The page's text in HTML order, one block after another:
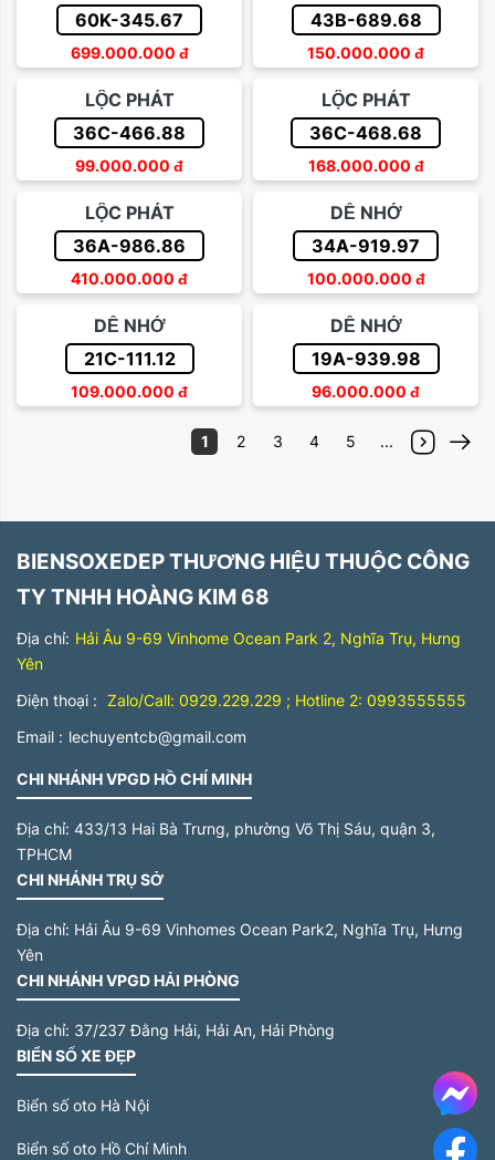
60K-345.67
699.000.000 đ
43B-689.68
150.000.000 đ
LỘC PHÁT
36C-466.88
99.000.000 đ
LỘC PHÁT
36C-468.68
168.000.000 đ
LỘC PHÁT
36A-986.86
410.000.000 đ
DỄ NHỚ
34A-919.97
100.000.000 đ
DỄ NHỚ
21C-111.12
109.000.000 đ
DỄ NHỚ
19A-939.98
96.000.000 đ
1 2 3 4 5 ...
BIENSOXEDEP THƯƠNG HIỆU THUỘC CÔNG
TY TNHH HOÀNG KIM 68
Địa chỉ: Hải Âu 9-69 Vinhome Ocean Park 2, Nghĩa Trụ, Hưng
Yên
Điện thoại : Zalo/Call: 0929.229.229 ; Hotline 2: 0993555555
Email : lechuyentcb@gmail.com
CHI NHÁNH VPGD HỒ CHÍ MINH
Địa chỉ: 433/13 Hai Bà Trưng, phường Võ Thị Sáu, quận 3,
TPHCM
CHI NHÁNH TRỤ SỞ
Địa chỉ: Hải Âu 9-69 Vinhomes Ocean Park2, Nghĩa Trụ, Hưng
Yên
CHI NHÁNH VPGD HẢI PHÒNG
Địa chỉ: 37/237 Đằng Hải, Hải An, Hải Phòng
BIỂN SỐ XE ĐẸP
Biển số oto Hà Nội
Biển số oto Hồ Chí Minh